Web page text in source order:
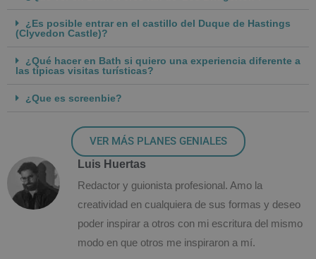
¿Es posible entrar en el castillo del Duque de Hastings
(Clyvedon Castle)?
¿Qué hacer en Bath si quiero una experiencia diferente a
las típicas visitas turísticas?
¿Que es screenbie?
VER MÁS PLANES GENIALES
Luis Huertas
Redactor y guionista profesional. Amo la
creatividad en cualquiera de sus formas y deseo
poder inspirar a otros con mi escritura del mismo
modo en que otros me inspiraron a mí.